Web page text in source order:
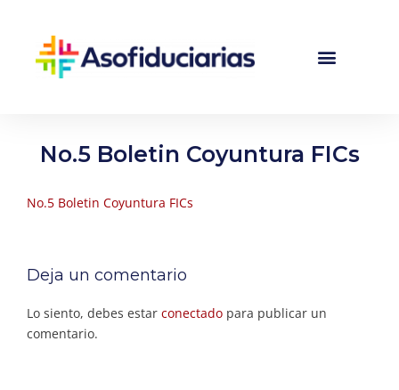
No.5 Boletin Coyuntura FICs
No.5 Boletin Coyuntura FICs
Deja un comentario
Lo siento, debes estar conectado para publicar un
comentario.